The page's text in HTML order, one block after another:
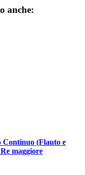
anche:
Continuo (Flauto e
maggiore